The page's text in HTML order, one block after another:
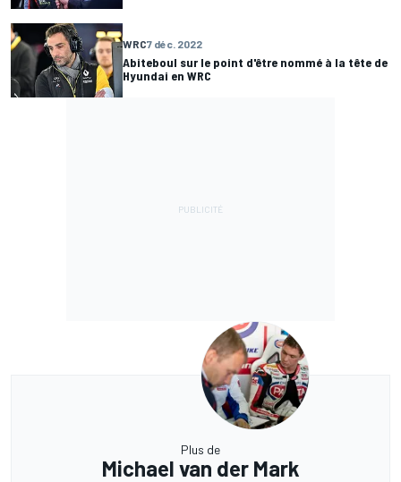
WRC7 déc. 2022
Abiteboul sur le point d'être nommé à la tête de
Hyundai en WRC
Plus de
Michael van der Mark